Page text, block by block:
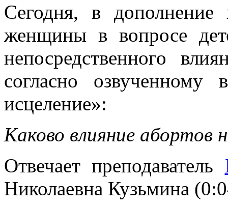
Сегодня, в
женщины в вопросе
непосредственного
согласно
исцеление»:
Каково влияние абортов
Отвечает преподаватель
Николаевна Кузьмина